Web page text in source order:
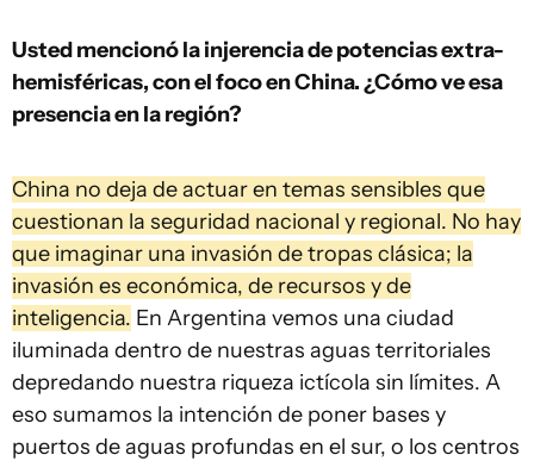
Usted mencionó la injerencia de potencias extra-
hemisféricas, con el foco en China. ¿Cómo ve esa
presencia en la región?
China no deja de actuar en temas sensibles que
cuestionan la seguridad nacional y regional. No hay
que imaginar una invasión de tropas clásica; la
invasión es económica, de recursos y de
inteligencia. En Argentina vemos una ciudad
iluminada dentro de nuestras aguas territoriales
depredando nuestra riqueza ictícola sin límites. A
eso sumamos la intención de poner bases y
puertos de aguas profundas en el sur, o los centros